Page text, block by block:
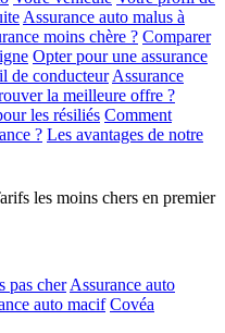
Assurance auto malus à
moins chère ? Comparer
Opter pour une assurance
de conducteurAssurance
la meilleure offre ?
les résiliés Comment
? Les avantages de notre
les moins chers en premier
pas cherAssurance auto
auto macif Covéa